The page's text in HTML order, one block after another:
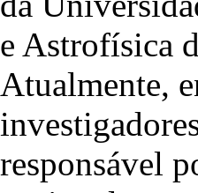
e Astrofísica
Atualmente,
responsável